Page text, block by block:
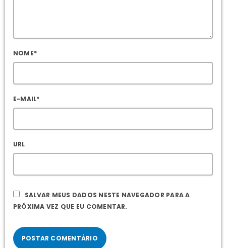
NOME*
E-MAIL*
URL
SALVAR MEUS DADOS NESTE NAVEGADOR PARA A
PRÓXIMA VEZ QUE EU COMENTAR.